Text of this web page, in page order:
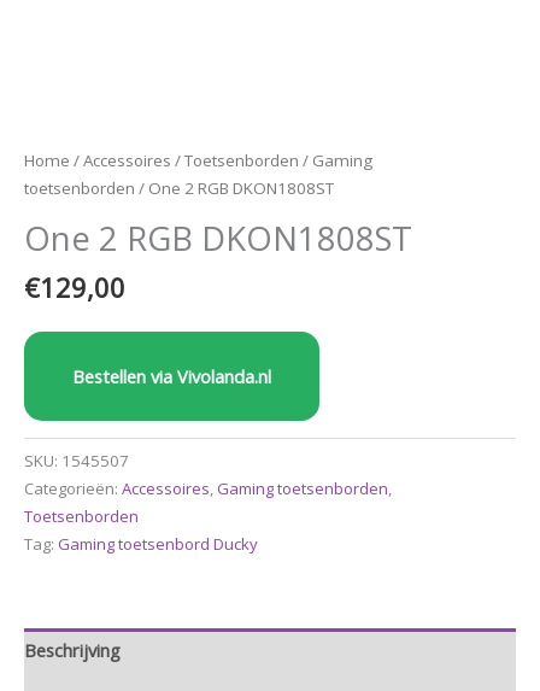
Home /Accessoires /Toetsenborden / Gaming
toetsenborden / One 2 RGB DKON1808ST
One 2 RGB DKON1808ST
€129,00
Bestellen via Vivolanda.nl
SKU: 1545507
Categorieën: Accessoires, Gaming toetsenborden,
Toetsenborden
Tag: Gaming toetsenbord Ducky
Beschrijving